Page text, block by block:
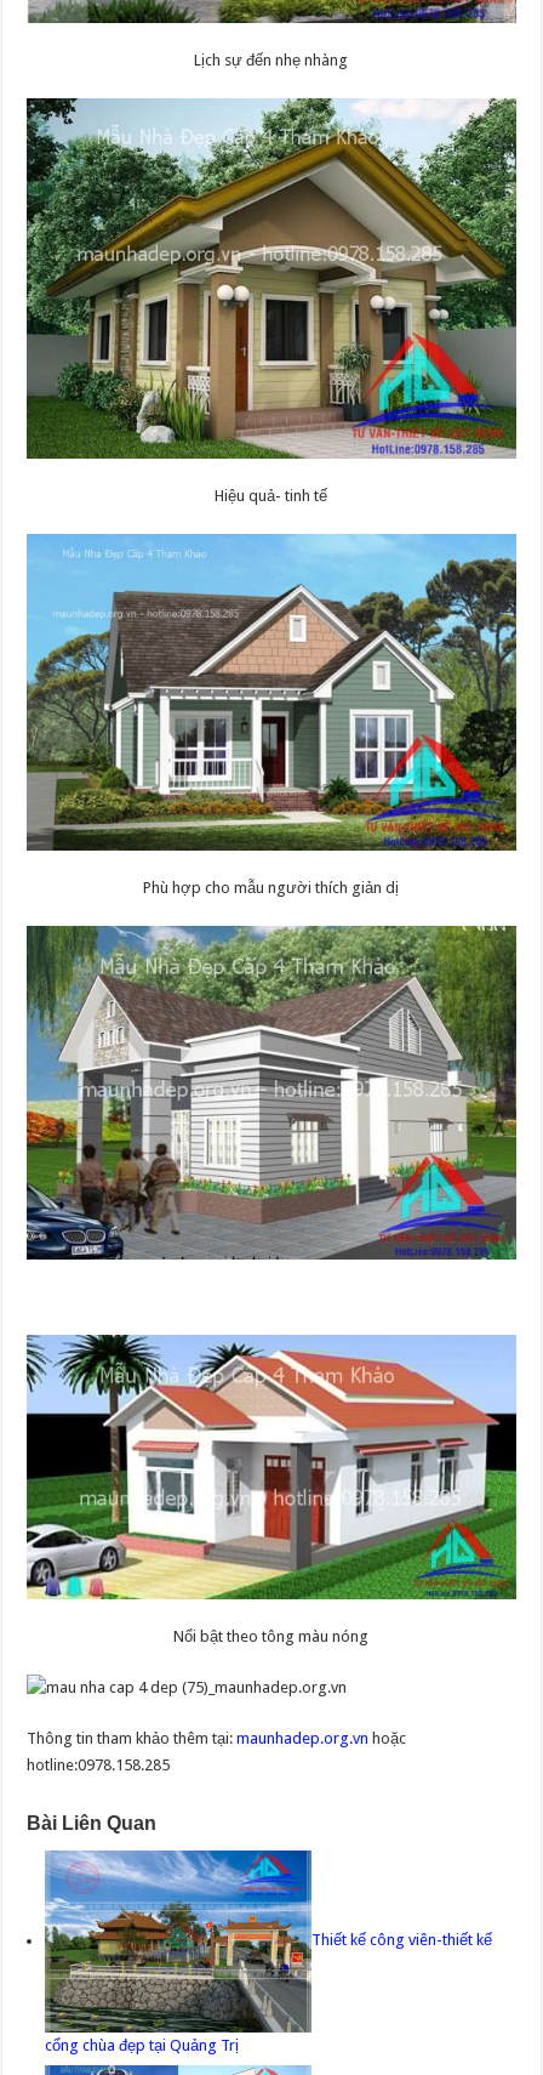
Lịch sự đến nhẹ nhàng
Hiệu quả- tinh tế
Phù hợp cho mẫu người thích giản dị
Nổi bật theo tông màu nóng
Thông tin tham khảo thêm tại:maunhadep.org.vn hoặc
hotline:0978.158.285
Bài Liên Quan
Thiết kế công viên-thiết kế
cổng chùa đẹp tại Quảng Trị